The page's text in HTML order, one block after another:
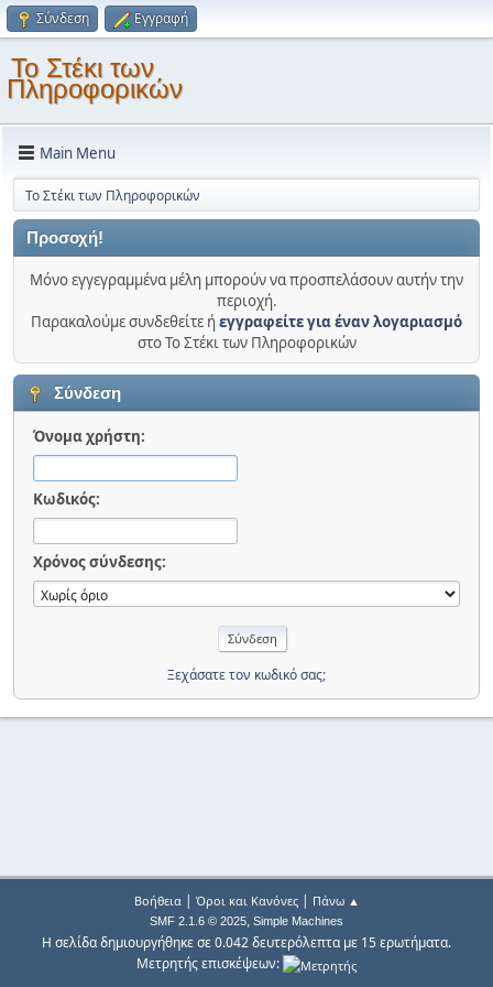
Σύνδεση Εγγραφή
Το Στέκι των
Πληροφορικών
Main Menu
Το Στέκι των Πληροφορικών
Προσοχή!
Μόνο εγγεγραμμένα μέλη μπορούν να προσπελάσουν αυτήν την
περιοχή.
Παρακαλούμε συνδεθείτε ήεγγραφείτε για έναν λογαριασμό
στο Το Στέκι των Πληροφορικών
Σύνδεση
Όνομα χρήστη:
Κωδικός:
Χρόνος σύνδεσης:
Ξεχάσατε τον κωδικό σας;
Βοήθεια| Όροι και Κανόνες| Πάνω ▲
SMF 2.1.6 © 2025, Simple Machines
Η σελίδα δημιουργήθηκε σε 0.042 δευτερόλεπτα με 15 ερωτήματα.
Μετρητής επισκέψεων: